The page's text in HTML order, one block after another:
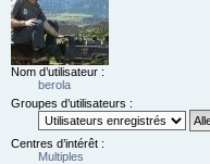
Nom d’utilisateur :
berola
Groupes d’utilisateurs :
Centres d’intérêt :
Multiples